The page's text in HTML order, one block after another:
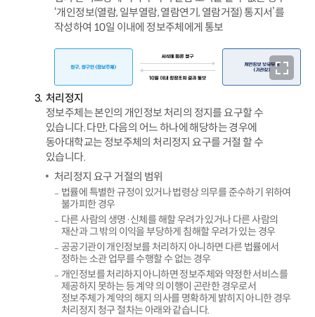
‘개인정보(열람, 일부열람, 열람연기, 열람거절) 통지서’를
작성하여 10일 이내에 정보주체에게 통보
처리정지
정보주체는 본인의 개인정보 처리의 정지를 요구할 수
있습니다. 다만, 다음의 어느 하나에 해당하는 경우에
동아대학교는 정보주체의 처리정지 요구를 거절 할 수
있습니다.
처리정지 요구 거절의 범위
법률에 특별한 규정이 있거나 법령상 의무를 준수하기 위하여
불가피한 경우
다른 사람의 생명·신체를 해할 우려가 있거나 다른 사람의
재산과 그 밖의 이익을 부당하게 침해할 우려가 있는 경우
공공기관이 개인정보를 처리하지 아니하면 다른 법률에서
정하는 소관 업무를 수행할 수 없는 경우
개인정보를 처리하지 아니하면 정보주체와 약정한 서비스를
제공하지 못하는 등 계약 의 이행이 곤란한 경우로서
정보주체가 계약의 해지 의사를 명확하게 밝히지 아니한 경우
처리정지 청구 절차는 아래와 같습니다.